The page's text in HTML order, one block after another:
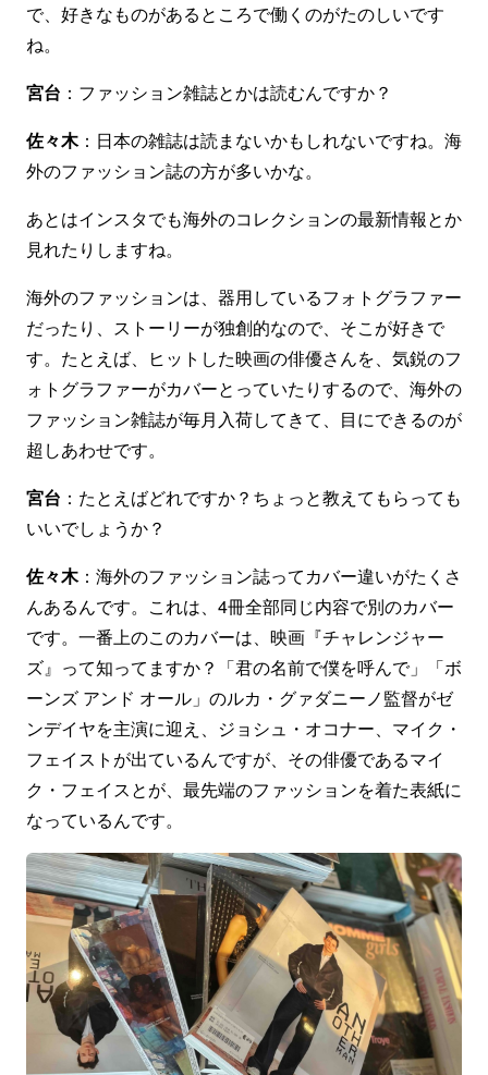
で、好きなものがあるところで働くのがたのしいです
ね。
宮台 ：ファッション雑誌とかは読むんですか？
佐々木：日本の雑誌は読まないかもしれないですね。海
外のファッション誌の方が多いかな。
あとはインスタでも海外のコレクションの最新情報とか
見れたりしますね。
海外のファッションは、器用しているフォトグラファー
だったり、ストーリーが独創的なので、そこが好きで
す。たとえば、ヒットした映画の俳優さんを、気鋭のフ
ォトグラファーがカバーとっていたりするので、海外の
ファッション雑誌が毎月入荷してきて、目にできるのが
超しあわせです。
宮台 ：たとえばどれですか？ちょっと教えてもらっても
いいでしょうか？
佐々木：海外のファッション誌ってカバー違いがたくさ
んあるんです。これは、4冊全部同じ内容で別のカバー
です。一番上のこのカバーは、映画『チャレンジャー
ズ』って知ってますか？「君の名前で僕を呼んで」「ボ
ーンズ アンド オール」のルカ・グァダニーノ監督がゼ
ンデイヤを主演に迎え、ジョシュ・オコナー、マイク・
フェイストが出ているんですが、その俳優であるマイ
ク・フェイスとが、最先端のファッションを着た表紙に
なっているんです。